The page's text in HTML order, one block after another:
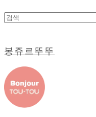
봉쥬르뚜뚜